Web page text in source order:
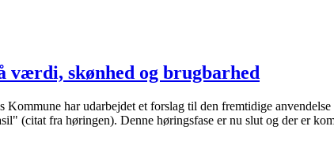
værdi, skønhed og brugbarhed
har udarbejdet et forslag til den fremtidige
(citat fra høringen). Denne høringsfase er nu slut og der er